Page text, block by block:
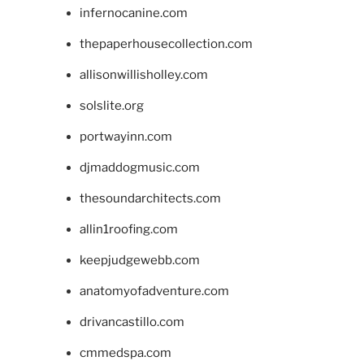
infernocanine.com
thepaperhousecollection.com
allisonwillisholley.com
solslite.org
portwayinn.com
djmaddogmusic.com
thesoundarchitects.com
allin1roofing.com
keepjudgewebb.com
anatomyofadventure.com
drivancastillo.com
cmmedspa.com